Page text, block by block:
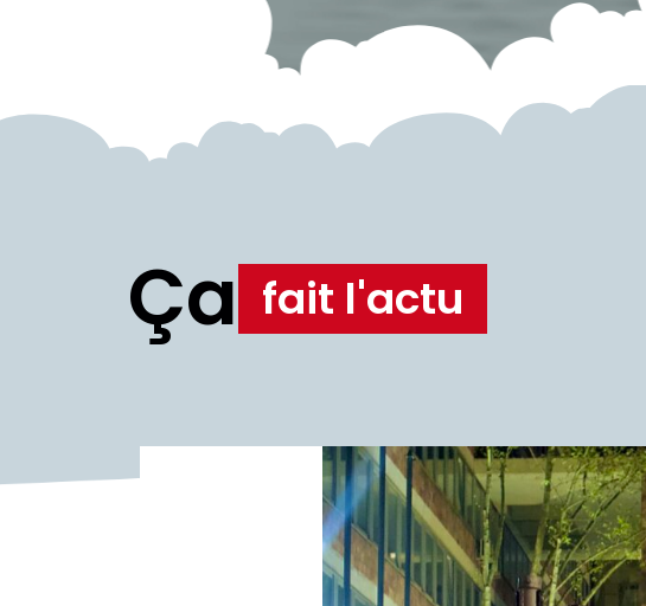
Ça fait l'actu